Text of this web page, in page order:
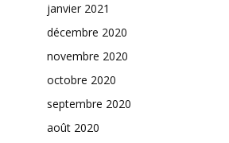
janvier 2021
décembre 2020
novembre 2020
octobre 2020
septembre 2020
août 2020